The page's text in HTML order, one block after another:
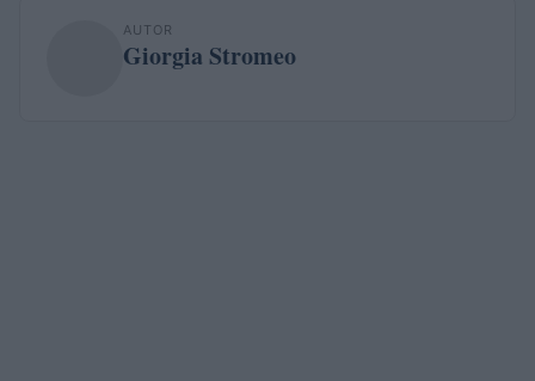
AUTOR
Giorgia Stromeo